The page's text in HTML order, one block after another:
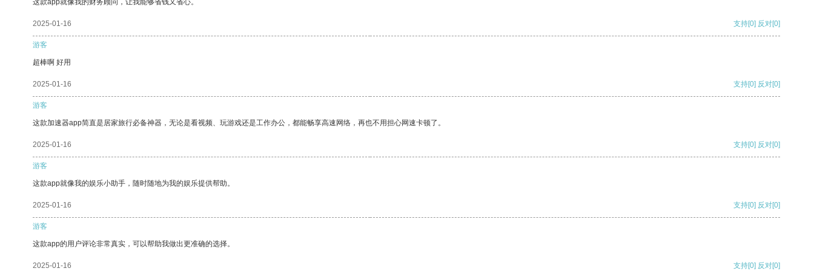
这款app就像我的财务顾问，让我能够省钱又省心。
2025-01-16 支持[0] 反对[0]
游客
超棒啊 好用
2025-01-16 支持[0] 反对[0]
游客
这款加速器app简直是居家旅行必备神器，无论是看视频、玩游戏还是工作办公，都能畅享高速网络，再也不用担心网速卡顿了。
2025-01-16 支持[0] 反对[0]
游客
这款app就像我的娱乐小助手，随时随地为我的娱乐提供帮助。
2025-01-16 支持[0] 反对[0]
游客
这款app的用户评论非常真实，可以帮助我做出更准确的选择。
2025-01-16 支持[0] 反对[0]